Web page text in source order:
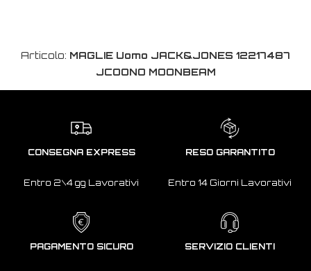
Articolo: MAGLIE Uomo JACK&JONES 12217487
JCOONO MOONBEAM
CONSEGNA EXPRESS
Entro 2\4 gg Lavorativi
RESO GARANTITO
Entro 14 Giorni Lavorativi
PAGAMENTO SICURO SERVIZIO CLIENTI